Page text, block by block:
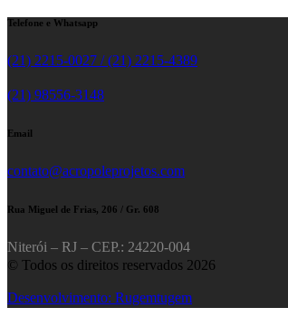
Telefone e Whatsapp
(21) 2215-0027 / (21) 2215-4389
(21) 98556-3148
Email
contato@acropoleprojetos.com
Rua Miguel de Frias, 206 / Gr. 608
Niterói – RJ – CEP.: 24220-004
© Todos os direitos reservados 2026
Desenvolvimento: Rugemtugem